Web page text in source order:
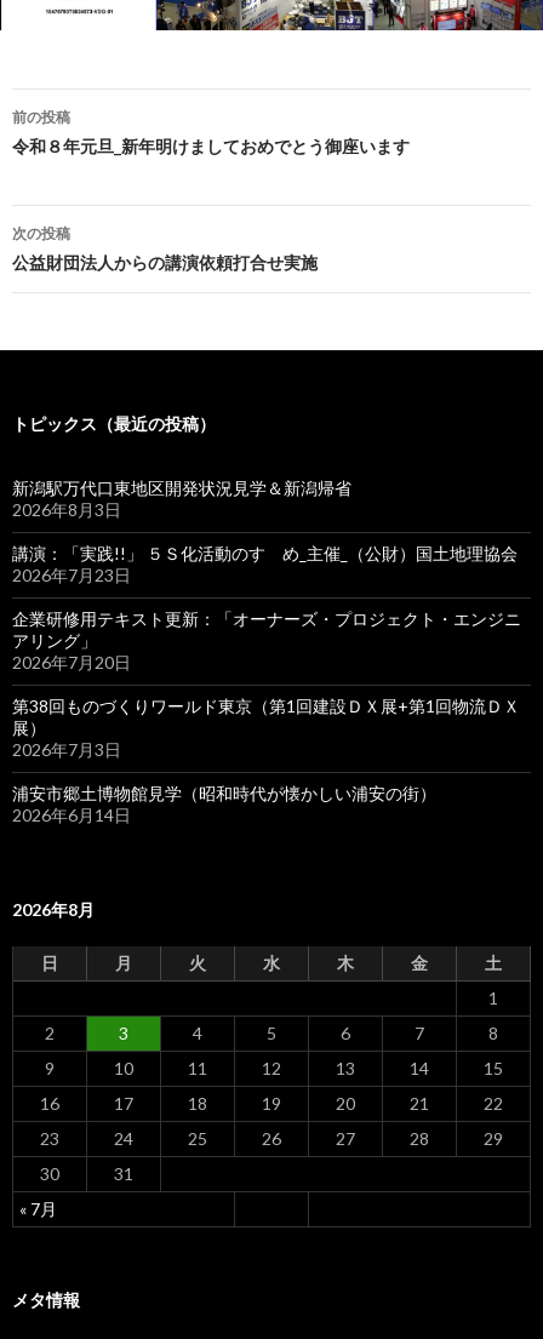
投稿ナビゲーション
前の投稿
令和８年元旦_新年明けましておめでとう御座います
次の投稿
公益財団法人からの講演依頼打合せ実施
トピックス（最近の投稿）
新潟駅万代口東地区開発状況見学＆新潟帰省
2026年8月3日
講演：「実践!!」 ５Ｓ化活動のすゝめ_主催_（公財）国土地理協会
2026年7月23日
企業研修用テキスト更新：「オーナーズ・プロジェクト・エンジニ
アリング」
2026年7月20日
第38回ものづくりワールド東京（第1回建設ＤＸ展+第1回物流ＤＸ
展）
2026年7月3日
浦安市郷土博物館見学（昭和時代が懐かしい浦安の街）
2026年6月14日
2026年8月
日 月 火 水 木 金 土
« 7月
1
2
3 4 5 6 7
8
9
10 11 12 13 14
15
16
17 18 19 20 21
22
23
24 25 26 27 28
29
30
31
メタ情報